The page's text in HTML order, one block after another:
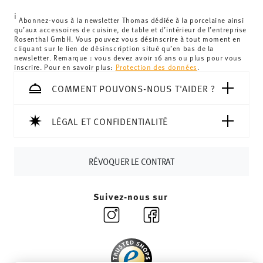
pouvez consulter les frais de livraison ici .
Royaume-Uni :Pour les livraisons au Royaume-Uni, le
montant minimum de commande est de 135 £. La
livraison est offerte.
69,90 CHF. Pour toute commande inférieure à 69,90 CHF,
Suivi :
Vous recevrez un code de suivi par e-mail dès que
articles en stock. Vous pouvez consulter les délais de
Pour les retours, veuillez utiliser notre
i Abonnez-vous à la newsletter Thomas dédiée à la porcelaine ainsi
qu’aux accessoires de cuisine, de table et d’intérieur de l’entreprise
Rosenthal GmbH. Vous pouvez vous désinscrire à tout moment en
cliquant sur le lien de désinscription situé qu’en bas de la
newsletter. Remarque : vous devez avoir 16 ans ou plus pour vous
inscrire. Pour en savoir plus: Protection des données
COMMENT POUVONS-NOUS T'AIDER ?
LÉGAL ET CONFIDENTIALITÉ
RÉVOQUER LE CONTRAT
Suivez-nous sur